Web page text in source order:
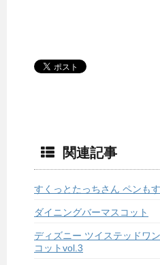
関連記事
すくっとたっちさん ペンもす
ダイニングバーマスコット
ディズニー ツイステッドワ
コットvol.3